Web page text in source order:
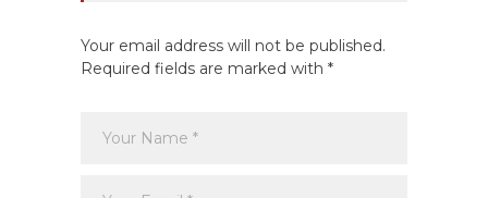
Your email address will not be published.
Required fields are marked with *